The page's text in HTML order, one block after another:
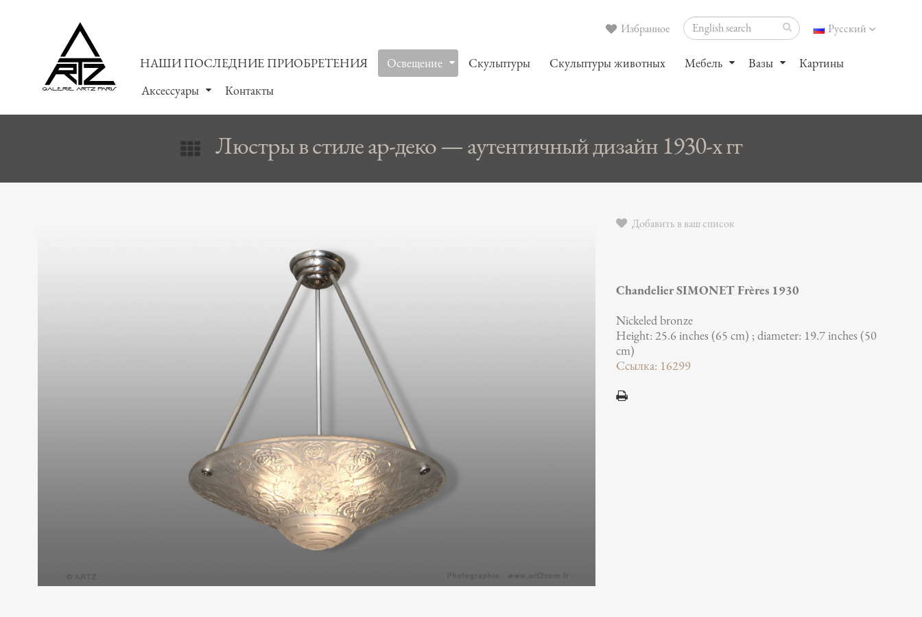
Русский
Избранное
НАШИ ПОСЛЕДНИЕ ПРИОБРЕТЕНИЯ Oсвещение Скульптуры Скульптуры животных Мебель Вазы
Картины
Аксессуары
Контакты
Люстры в стиле ар-деко — аутентичный дизайн 1930-х гг
Добавить в ваш список
Chandelier SIMONET Frères 1930
Nickeled bronze
Height: 25.6 inches (65 cm) ; diameter: 19.7 inches (50
cm)
Ссылка: 16299